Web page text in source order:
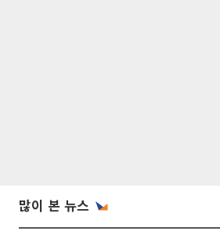
많이 본 뉴스